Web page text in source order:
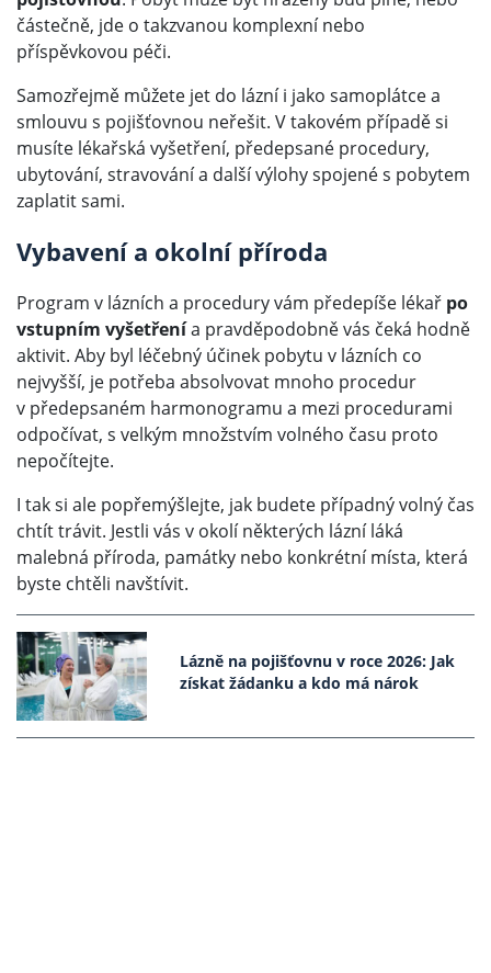
částečně, jde o takzvanou komplexní nebo
příspěvkovou péči.
Samozřejmě můžete jet do lázní i jako samoplátce a
smlouvu s pojišťovnou neřešit. V takovém případě si
musíte lékařská vyšetření, předepsané procedury,
ubytování, stravování a další výlohy spojené s pobytem
zaplatit sami.
Vybavení a okolní příroda
Program v lázních a procedury vám předepíše lékař po
vstupním vyšetřenía pravděpodobně vás čeká hodně
aktivit. Aby byl léčebný účinek pobytu v lázních co
nejvyšší, je potřeba absolvovat mnoho procedur
v předepsaném harmonogramu a mezi procedurami
odpočívat, s velkým množstvím volného času proto
nepočítejte.
I tak si ale popřemýšlejte, jak budete případný volný čas
chtít trávit. Jestli vás v okolí některých lázní láká
malebná příroda, památky nebo konkrétní místa, která
byste chtěli navštívit.
Lázně na pojišťovnu v roce 2026: Jak
získat žádanku a kdo má nárok